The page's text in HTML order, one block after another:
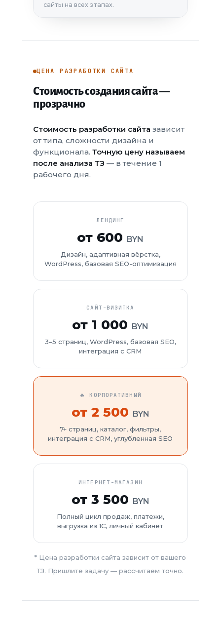
сайты на всех этапах.
ЦЕНА РАЗРАБОТКИ САЙТА
Стоимость создания сайта —
прозрачно
Стоимость разработки сайта зависит
от типа, сложности дизайна и
функционала.Точную цену называем
после анализа ТЗ — в течение 1
рабочего дня.
ЛЕНДИНГ
от 600 BYN
Дизайн, адаптивная вёрстка,
WordPress, базовая SEO-оптимизация
САЙТ-ВИЗИТКА
от 1 000 BYN
3–5 страниц, WordPress, базовая SEO,
интеграция с CRM
🔥 КОРПОРАТИВНЫЙ
от 2 500 BYN
7+ страниц, каталог, фильтры,
интеграция с CRM, углубленная SEO
ИНТЕРНЕТ-МАГАЗИН
от 3 500 BYN
Полный цикл продаж, платежи,
выгрузка из 1С, личный кабинет
* Цена разработки сайта зависит от вашего
ТЗ. Пришлите задачу — рассчитаем точно.